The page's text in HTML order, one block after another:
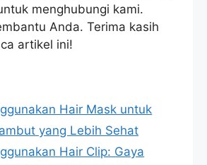
menghubungi kami.
Anda. Terima kasih
artikel ini!
Hair Mask untuk
yang Lebih Sehat
Hair Clip: Gaya